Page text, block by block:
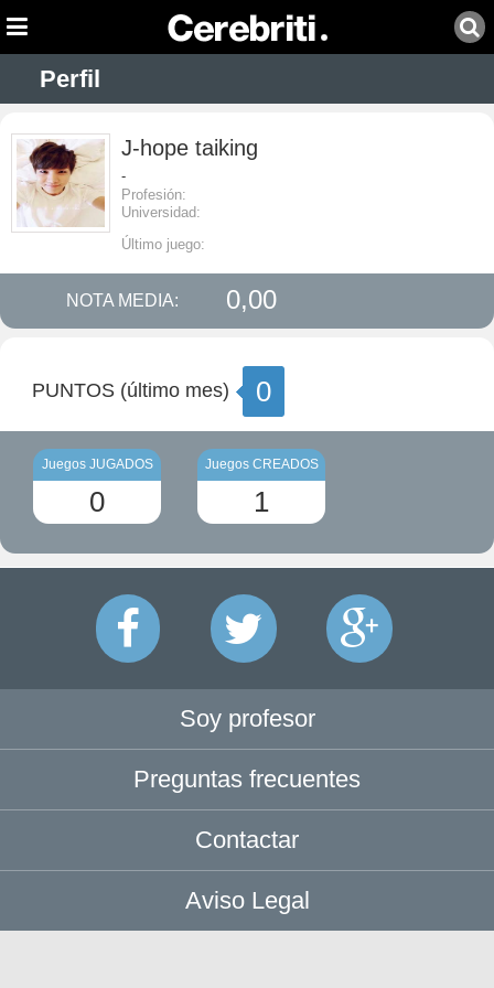
Perfil
J-hope taiking
-
Profesión:
Universidad:
Último juego:
NOTA MEDIA: 0,00
PUNTOS (último mes) 0
Juegos JUGADOS
0
Juegos CREADOS
1
Soy profesor
Preguntas frecuentes
Contactar
Aviso Legal